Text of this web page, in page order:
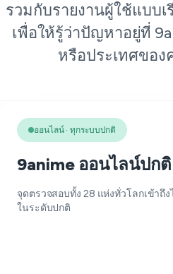
รวมกับรายงานผู้ใช้แบบ
เพื่อให้รู้ว่าปัญหาอยู่ที่
หรือประเทศขอ
ออนไลน์ · ทุกระบบปกติ
9anime ออนไลน์ปกติ
จุดตรวจสอบทั้ง 28 แห่งทั่วโลกเข้าถึ
ในระดับปกติ